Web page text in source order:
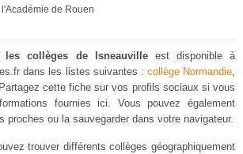
de Rouen
les collèges de Isneauvilleest disponible à
dans les listes suivantes : collège Normandie,
cette fiche sur vos profils sociaux si vous
fournies ici. Vous pouvez également
proches ou la sauvegarder dans votre navigateur.
trouver différents collèges géographiquement